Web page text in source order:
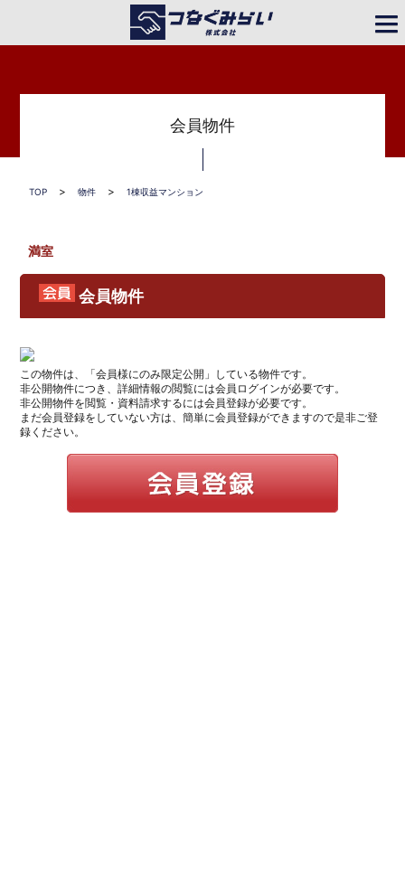
会員物件
TOP > 物件 > 1棟収益マンション
会員物件
この物件は、「会員様にのみ限定公開」している物件です。
非公開物件につき、詳細情報の閲覧には会員ログインが必要です。
非公開物件を閲覧・資料請求するには会員登録が必要です。
まだ会員登録をしていない方は、簡単に会員登録ができますので是非ご登
録ください。